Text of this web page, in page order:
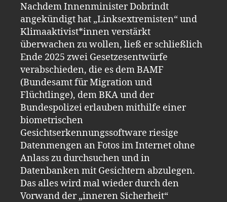
Nachdem Innenminister Dobrindt
angekündigt hat „Linksextremisten“ und
Klimaaktivist*innen verstärkt
überwachen zu wollen, ließ er schließlich
Ende 2025 zwei Gesetzesentwürfe
verabschieden, die es dem BAMF
(Bundesamt für Migration und
Flüchtlinge), dem BKA und der
Bundespolizei erlauben mithilfe einer
biometrischen
Gesichtserkennungssoftware riesige
Datenmengen an Fotos im Internet ohne
Anlass zu durchsuchen und in
Datenbanken mit Gesichtern abzulegen.
Das alles wird mal wieder durch den
Vorwand der „inneren Sicherheit“